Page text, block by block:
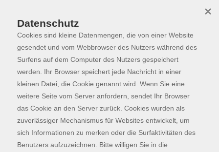
Skip to main content
Programm
Der Kurs konnte nicht gefunden werden.
Kontaktformular
Impressum
Datenschutz
Cookies sind kleine Datenmengen, die von einer Website
gesendet und vom Webbrowser des Nutzers während des
Surfens auf dem Computer des Nutzers gespeichert
werden. Ihr Browser speichert jede Nachricht in einer
kleinen Datei, die Cookie genannt wird. Wenn Sie eine
weitere Seite vom Server anfordern, sendet Ihr Browser
das Cookie an den Server zurück. Cookies wurden als
zuverlässiger Mechanismus für Websites entwickelt, um
sich Informationen zu merken oder die Surfaktivitäten des
Benutzers aufzuzeichnen. Bitte willigen Sie in die
×